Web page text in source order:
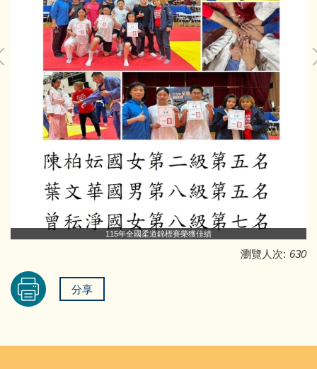
115年全國柔道錦標賽榮獲佳績
瀏覽人次: 630
分享